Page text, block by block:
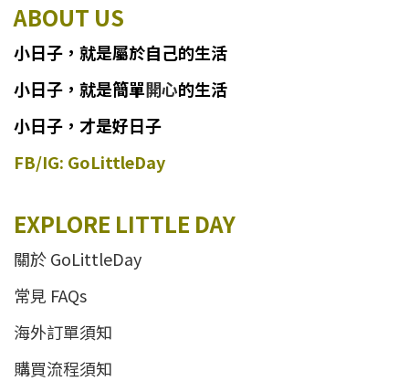
ABOUT US
小日子 ， 就是屬於自己的生活
小日子 ， 就是簡單開心的生活
小日子，才是好日子
FB/IG: GoLittleDay
EXPLORE LITTLE DAY
關於 GoLittleDay
常見 FAQs
海外訂單須知
購買流程須知